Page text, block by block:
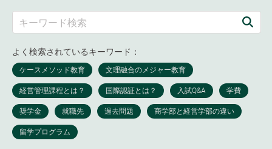
よく検索されているキーワード：